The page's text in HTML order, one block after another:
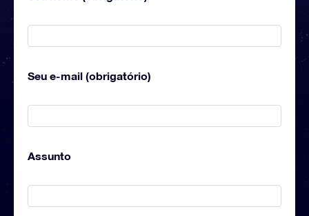
Seu e-mail (obrigatório)
Assunto